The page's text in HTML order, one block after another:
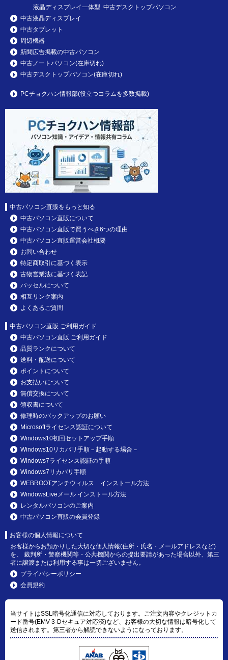
液晶ディスプレイ一体型 中古デスクトップパソコン
中古液晶ディスプレイ
中古タブレット
周辺機器
新聞広告掲載の中古パソコン
中古ノートパソコン(在庫切れ)
中古デスクトップパソコン(在庫切れ)
PCチョクハン情報部(役立つコラムを多数掲載)
中古パソコン直販をもっと知る
中古パソコン直販について
中古パソコン直販で買うべき6つの理由
中古パソコン直販運営会社概要
お問い合わせ
特定商取引に基づく表示
古物営業法に基づく表記
パッセルについて
相互リンク案内
よくあるご質問
中古パソコン直販 ご利用ガイド
中古パソコン直販 ご利用ガイド
品質ランクについて
送料・配送について
ポイントについて
お支払いについて
無償交換について
領収書について
修理時のバックアップのお願い
Microsoftライセンス認証について
Windows10初回セットアップ手順
Windows10リカバリ手順－起動する場合－
Windows7ライセンス認証の手順
Windows7リカバリ手順
WEBROOTアンチウィルス インストール方法
WindowsLiveメール インストール方法
レンタルパソコンのご案内
中古パソコン直販の会員登録
お客様の個人情報について
お客様からお預かりした大切な個人情報(住所・氏名・メールアドレスなど)
を、 裁判所・警察機関等・公共機関からの提出要請があった場合以外、第三
者に譲渡または利用する事は一切ございません。
プライバシーポリシー
会員規約
当サイトはSSL暗号化通信に対応しております。ご注文内容やクレジットカ
ード番号(EMV 3-Dセキュア対応済)など、お客様の大切な情報は暗号化して
送信されます。第三者から解読できないようになっております。